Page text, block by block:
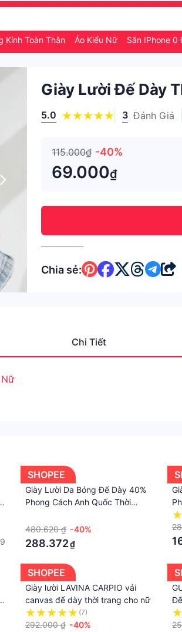
Kính Toàn Thân Áo Kiểu Nữ Săn IPhone 0
Giày Lười Đế Dày
5.0 3 Đánh Giá
115.000₫ -40%
69.000₫
Chia sẻ:
Chi Tiết
SHOPEE
Giày Lười Da Bóng Đế Dày 40%
Phong Cách Anh Quốc Thời
480.620 ₫ -40%
288.372₫
SHOPEE
Giày lười LAVINA CARPIO vải
canvas đế dày thời trang cho nữ
(7)
292.000 ₫ -40%